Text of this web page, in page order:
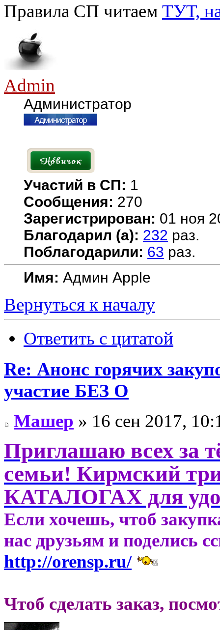
Правила СП читаем ТУТ,
Admin
Администратор
Участий в СП: 1
Сообщения: 270
Зарегистрирован: 01 ноя
Благодарил (а): 232 раз.
Поблагодарили: 63 раз.
Имя: Админ Apple
Вернуться к началу
Ответить с цитатой
Re: Анонс горячих
участие БЕЗ О
Машер » 16 сен 2017,
Приглашаю всех за
семьи! Кирмский
КАТАЛОГАХ для
Если хочешь, чтоб
нас друзьям и поделись
http://orensp.ru/
Чтоб сделать заказ,